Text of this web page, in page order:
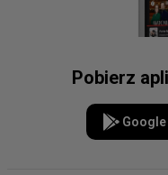
Pobierz
Google